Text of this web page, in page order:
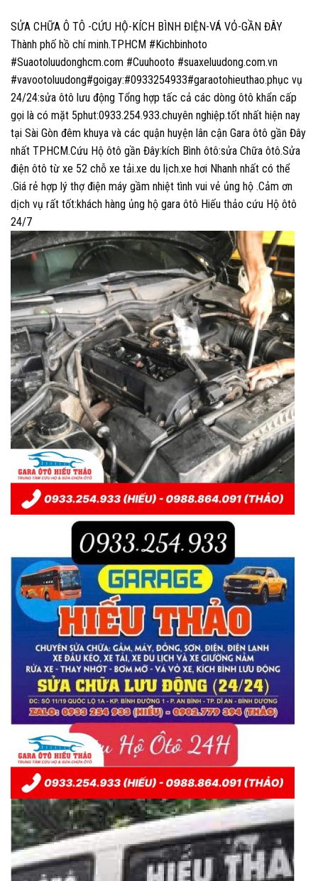
SỬA CHỮA Ô TÔ -CỨU HỘ-KÍCH BÌNH ĐIỆN-VÁ VỎ-GẦN ĐÂY
Thành phố hồ chí minh.TPHCM #Kichbinhoto
#Suaotoluudonghcm.com #Cuuhooto #suaxeluudong.com.vn
#vavootoluudong#goigay:#0933254933#garaotohieuthao.phục vụ
24/24:sửa ôtô lưu động Tổng hợp tấc cả các dòng ôtô khẩn cấp
gọi là có mặt 5phut:0933.254.933.chuyên nghiệp.tốt nhất hiện nay
tại Sài Gòn đêm khuya và các quận huyện lân cận Gara ôtô gần Đây
nhất TPHCM.Cứu Hộ ôtô gần Đây:kích Bình ôtô:sửa Chữa ôtô.Sửa
điện ôtô từ xe 52 chỗ xe tải.xe du lịch.xe hơi Nhanh nhất có thể
.Giá rẻ hợp lý thợ điện máy gầm nhiệt tình vui vẻ ủng hộ .Cảm ơn
dịch vụ rất tốt:khách hàng ủng hộ gara ôtô Hiếu thảo cứu Hộ ôtô
24/7